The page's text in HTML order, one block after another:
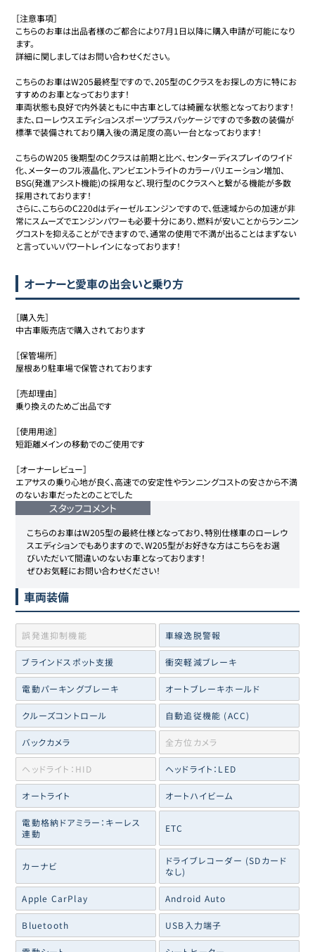
［注意事項］
こちらのお車は出品者様のご都合により7月1日以降に購入申請が可能になり
ます。
詳細に関しましてはお問い合わせください。
こちらのお車はW205最終型ですので、205型のCクラスをお探しの方に特にお
すすめのお車となっております！
車両状態も良好で内外装ともに中古車としては綺麗な状態となっております！
また、ローレウスエディションスポーツプラスパッケージですので多数の装備が
標準で装備されており購入後の満足度の高い一台となっております！
こちらのW205 後期型のCクラスは前期と比べ、センターディスプレイのワイド
化、メーターのフル液晶化、アンビエントライトのカラーバリエーション増加、
BSG(発進アシスト機能)の採用など、現行型のCクラスへと繋がる機能が多数
採用されております！
さらに、こちらのC220dはディーゼルエンジンですので、低速域からの加速が非
常にスムーズでエンジンパワーも必要十分にあり、燃料が安いことからランニン
グコストを抑えることができますので、通常の使用で不満が出ることはまずない
と言っていいパワートレインになっております！
オーナーと愛車の出会いと乗り方
［購入先］
中古車販売店で購入されております
［保管場所］
屋根あり駐車場で保管されております
［売却理由］
乗り換えのためご出品です
［使用用途］
短距離メインの移動でのご使用です
［オーナーレビュー］
エアサスの乗り心地が良く、高速での安定性やランニングコストの安さから不満
のないお車だったとのことでした
スタッフコメント
こちらのお車はW205型の最終仕様となっており、特別仕様車のローレウ
スエディションでもありますので、W205型がお好きな方はこちらをお選
びいただいて間違いのないお車となっております！
ぜひお気軽にお問い合わせください！
車両装備
誤発進抑制機能 車線逸脱警報
ブラインドスポット支援 衝突軽減ブレーキ
電動パーキングブレーキ オートブレーキホールド
クルーズコントロール 自動追従機能 (ACC)
バックカメラ 全方位カメラ
ヘッドライト：HID ヘッドライト：LED
オートライト オートハイビーム
電動格納ドアミラー：キーレス
連動
ETC
カーナビ
ドライブレコーダー (SDカード
なし)
Apple CarPlay Android Auto
Bluetooth USB入力端子